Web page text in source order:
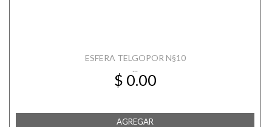
ESFERA TELGOPOR N§10
...
$ 0.00
AGREGAR